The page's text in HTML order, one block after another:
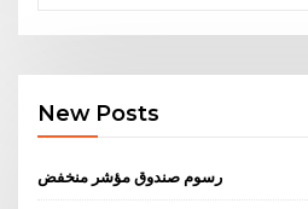
New Posts
رسوم صندوق مؤشر منخفض